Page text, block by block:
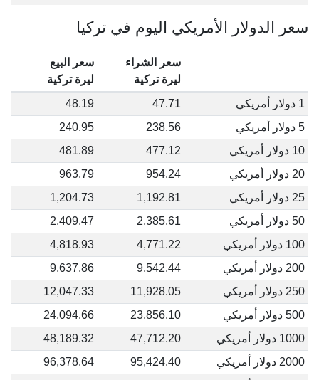
سعر الدولار الأمريكي اليوم في تركيا
سعر الشراء
ليرة تركية
سعر البيع
ليرة تركية
1 دولار أمريكي
47.71
48.19
5 دولار أمريكي
238.56
240.95
10 دولار أمريكي
477.12
481.89
20 دولار أمريكي
954.24
963.79
25 دولار أمريكي
1,192.81
1,204.73
50 دولار أمريكي
2,385.61
2,409.47
100 دولار أمريكي
4,771.22
4,818.93
200 دولار أمريكي
9,542.44
9,637.86
250 دولار أمريكي
11,928.05
12,047.33
500 دولار أمريكي
23,856.10
24,094.66
1000 دولار أمريكي
47,712.20
48,189.32
2000 دولار أمريكي
95,424.40
96,378.64